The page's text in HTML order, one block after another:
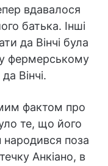
вдавалося
батька. Інші
да Вінчі була
фермерському
Вінчі.
фактом про
те, що його
народився поза
Анкіано, в